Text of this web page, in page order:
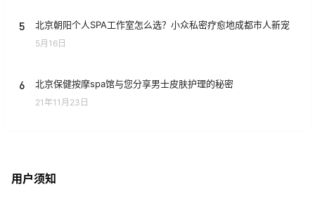
5 北京朝阳个人SPA工作室怎么选？小众私密疗愈地成都市人新宠
5月16日
6 北京保健按摩spa馆与您分享男士皮肤护理的秘密
21年11月23日
用户须知